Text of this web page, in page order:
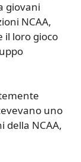
giovani
NCAA,
il loro gioco
uno
della NCAA,